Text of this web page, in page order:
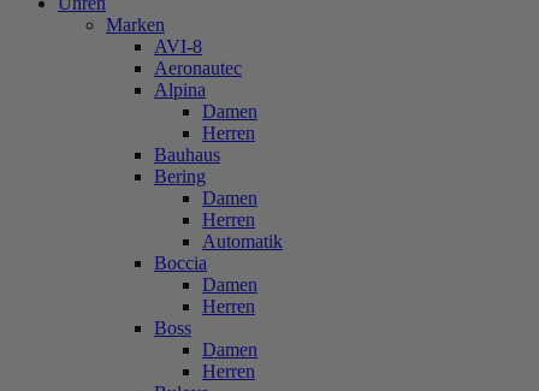
Marken
AVI-8
Aeronautec
Alpina
Damen
Herren
Bauhaus
Bering
Damen
Herren
Automatik
Boccia
Damen
Herren
Boss
Damen
Herren